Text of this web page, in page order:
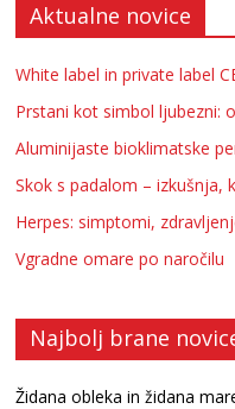
Aktualne novice
White label in private label
Prstani kot simbol ljubezni:
Aluminijaste bioklimatske
Skok s padalom – izkušnja,
Herpes: simptomi,
Vgradne omare po naročilu
Najbolj brane
Židana obleka in židana